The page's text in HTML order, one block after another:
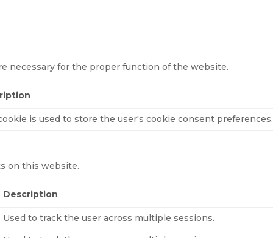
necessary for the proper function of the website.
is used to store the user's cookie consent preferences.
on this website.
Description
Used to track the user across multiple sessions.